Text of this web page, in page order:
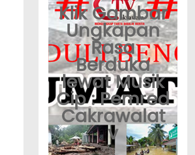
Klik Gambar
Ungkapan
Rasa
Berduka
lewat Musik
Cip : Pemred
Cakrawalat
v